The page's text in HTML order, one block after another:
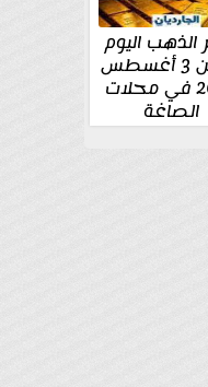
اليوم
الاثنين 3 أغسطس
2026 في محلات
الصاغة